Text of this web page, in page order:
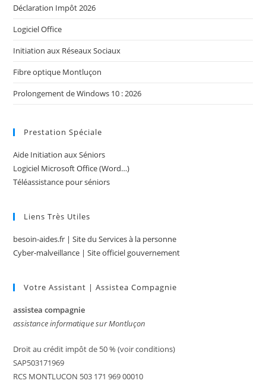
Déclaration Impôt 2026
Logiciel Office
Initiation aux Réseaux Sociaux
Fibre optique Montluçon
Prolongement de Windows 10 : 2026
Prestation Spéciale
Aide Initiation aux Séniors
Logiciel Microsoft Office (Word…)
Téléassistance pour séniors
Liens Très Utiles
besoin-aides.fr | Site du Services à la personne
Cyber-malveillance | Site officiel gouvernement
Votre Assistant | Assistea Compagnie
assistea compagnie
assistance informatique sur Montluçon
Droit au crédit impôt de 50 % (voir conditions)
SAP503171969
RCS MONTLUCON 503 171 969 00010